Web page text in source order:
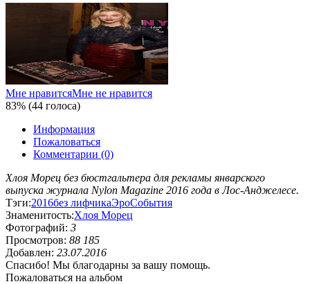
Мне нравитсяМне не нравится
83% (44 голоса)
Информация
Пожаловаться
Комментарии (0)
Хлоя Морец без бюстгальтера для рекламы январского
выпуска журнала Nylon Magazine 2016 года в Лос-Анджелесе.
Тэги:2016без лифчикаЭроСобытия
Знаменитость:Хлоя Морец
Фотографий: 3
Просмотров: 88 185
Добавлен: 23.07.2016
Спасибо! Мы благодарны за вашу помощь.
Пожаловаться на альбом